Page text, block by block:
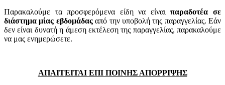
Παρακαλούμε τα προσφερόμενα είδη να είναιπαραδοτέα σε
διάστημα μίας εβδομάδαςαπό την υποβολή της παραγγελίας. Εάν
δεν είναι δυνατή η άμεση εκτέλεση της παραγγελίας, παρακαλούμε
να μας ενημερώσετε.
ΑΠΑΙΤΕΙΤΑΙ ΕΠΙ ΠΟΙΝΗΣ ΑΠΟΡΡΙΨΗΣ